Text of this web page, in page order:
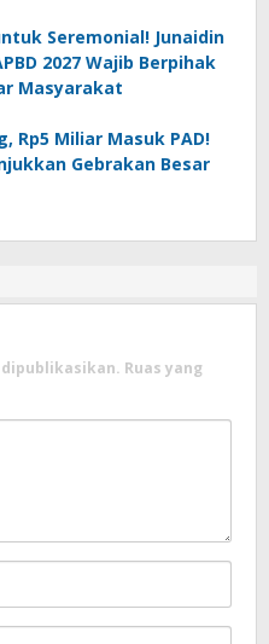
Seremonial! Junaidin
2027 Wajib Berpihak
Masyarakat
Rp5 Miliar Masuk PAD!
Gebrakan Besar
Ruas yang